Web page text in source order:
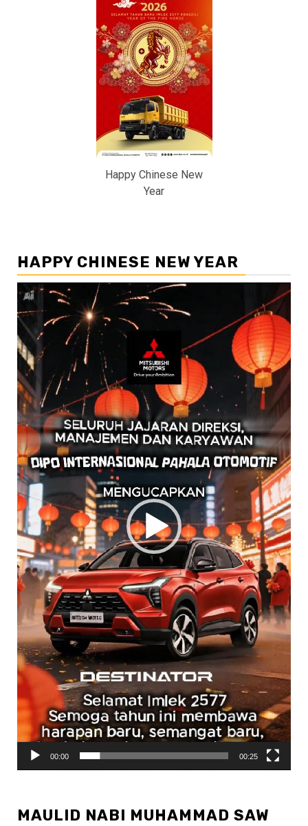
Happy Chinese New
Year
HAPPY CHINESE NEW YEAR
Pemutar
00:00 00:25
MAULID NABI MUHAMMAD SAW